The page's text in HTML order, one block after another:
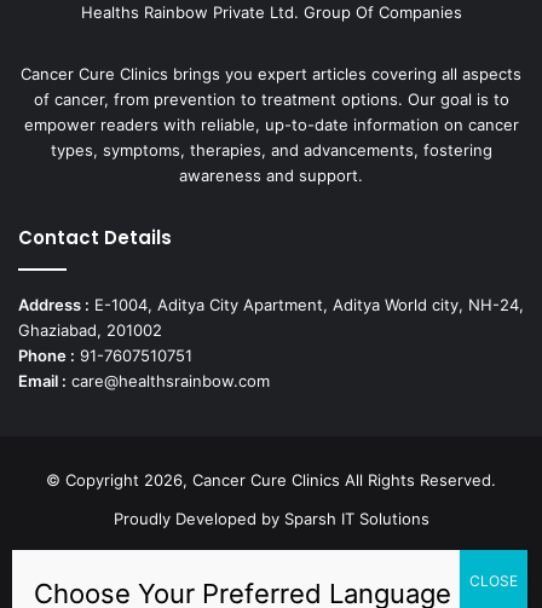
Healths Rainbow Private Ltd. Group Of Companies
Cancer Cure Clinics brings you expert articles covering all aspects
of cancer, from prevention to treatment options. Our goal is to
empower readers with reliable, up-to-date information on cancer
types, symptoms, therapies, and advancements, fostering
awareness and support.
Contact Details
Address : E-1004, Aditya City Apartment, Aditya World city, NH-24,
Ghaziabad, 201002
Phone : 91-7607510751
Email : care@healthsrainbow.com
© Copyright 2026, Cancer Cure Clinics All Rights Reserved.
Proudly Developed by Sparsh IT Solutions
Facebook PinterestLinkedIn Instagram
TikTok